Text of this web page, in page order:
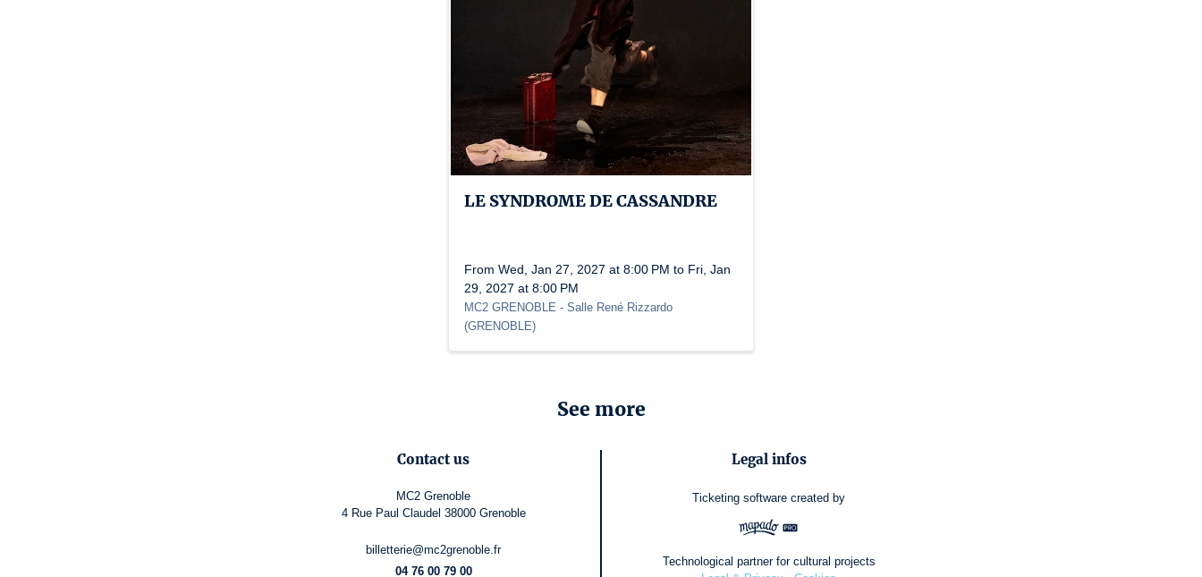
LE SYNDROME DE CASSANDRE
From Wed, Jan 27, 2027 at 8:00 PM to Fri, Jan
29, 2027 at 8:00 PM
MC2 GRENOBLE - Salle René Rizzardo
(GRENOBLE)
See more
Contact us
MC2 Grenoble
4 Rue Paul Claudel 38000 Grenoble
billetterie@mc2grenoble.fr
04 76 00 79 00
Legal infos
Ticketing software created by
Technological partner for cultural projects